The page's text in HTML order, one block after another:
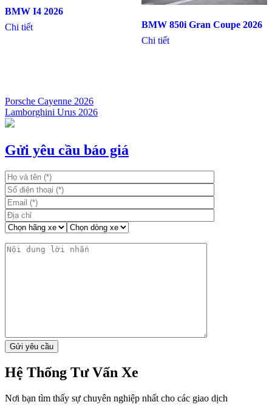
BMW I4 2026
Chi tiết
BMW 850i Gran Coupe 2026
Chi tiết
Điều
hướng
bài
Porsche Cayenne 2026
Lamborghini Urus 2026
Gửi yêu cầu báo giá
Hệ Thống Tư Vấn Xe
Nơi bạn tìm thấy sự chuyên nghiệp nhất cho các giao dịch